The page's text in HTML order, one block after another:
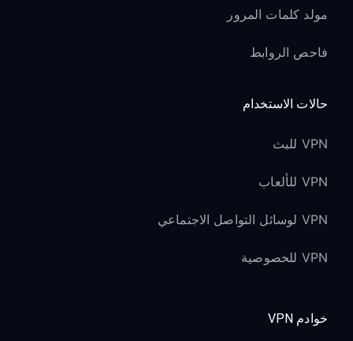
مولد كلمات المرور
فاحص الروابط
حالات الاستخدام
VPN للبث
VPN للألعاب
VPN لوسائل التواصل الاجتماعي
VPN للخصوصية
خوادم VPN